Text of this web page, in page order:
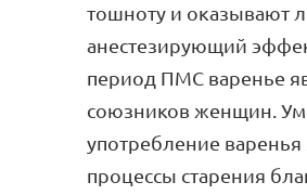
тошноту и оказывают
анестезирующий
период ПМС варенье
союзников женщин.
употребление варенья
процессы старения